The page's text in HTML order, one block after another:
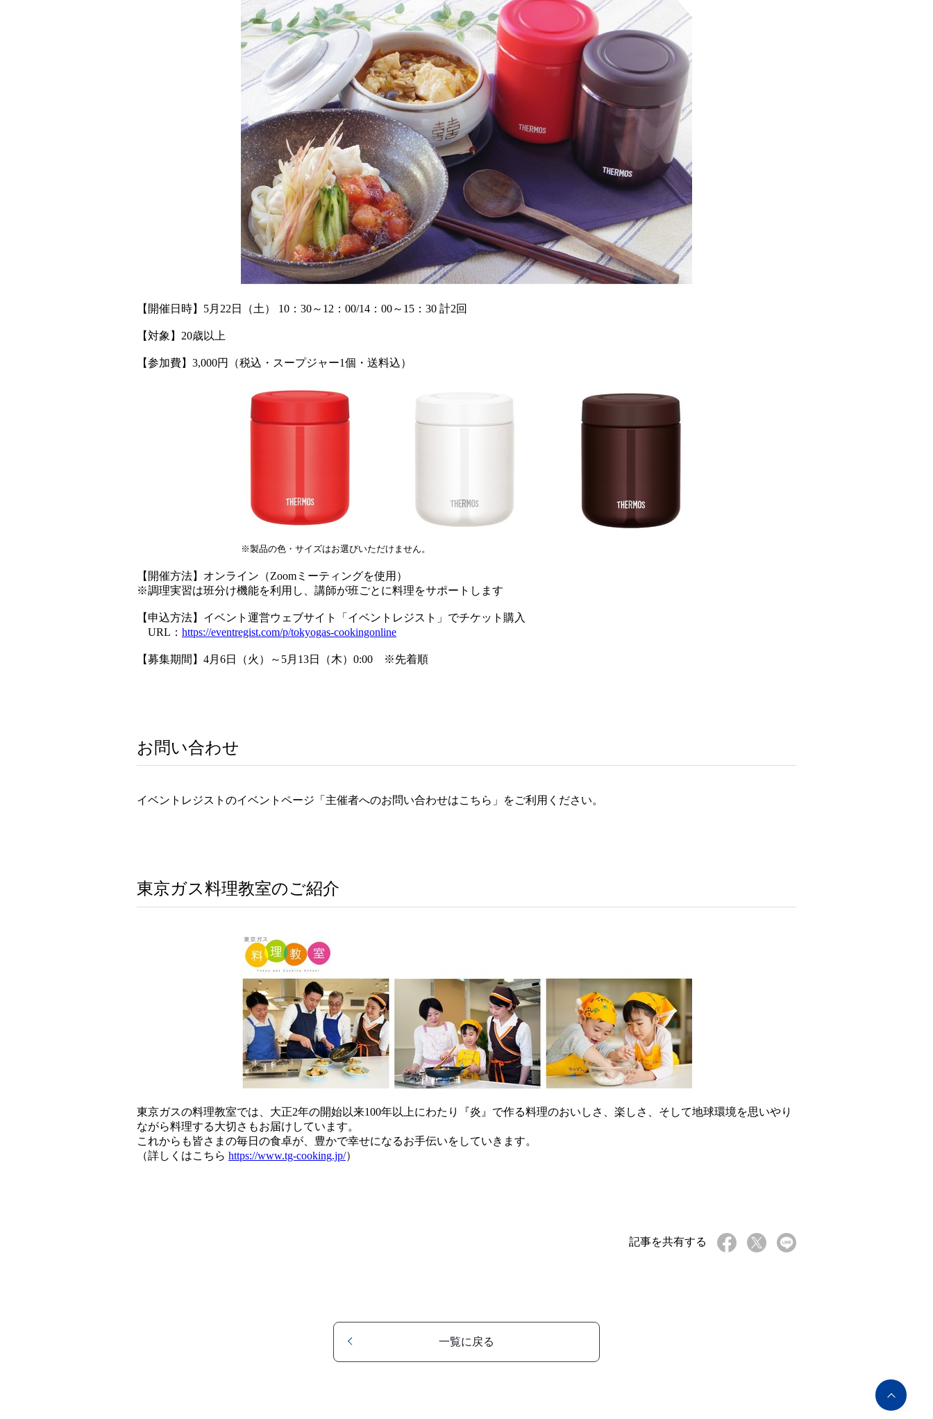
【開催日時】5月22日（土） 10：30～12：00/14：00～15：30 計2回
【対象】20歳以上
【参加費】3,000円（税込・スープジャー1個・送料込）
※製品の色・サイズはお選びいただけません。
【開催方法】オンライン（Zoomミーティングを使用）
※調理実習は班分け機能を利用し、講師が班ごとに料理をサポートします
【申込方法】イベント運営ウェブサイト「イベントレジスト」でチケット購入
URL： https://eventregist.com/p/tokyogas-cookingonline
【募集期間】4月6日（火）～5月13日（木）0:00 ※先着順
お問い合わせ
イベントレジストのイベントページ「主催者へのお問い合わせはこちら」をご利用ください。
東京ガス料理教室のご紹介
東京ガスの料理教室では、大正2年の開始以来100年以上にわたり『炎』で作る料理のおいしさ、楽しさ、そして地球環境を思いやり
ながら料理する大切さもお届けしています。
これからも皆さまの毎日の食卓が、豊かで幸せになるお手伝いをしていきます。
（詳しくはこちら https://www.tg-cooking.jp/）
記事を共有する
一覧に戻る
ペ
ー